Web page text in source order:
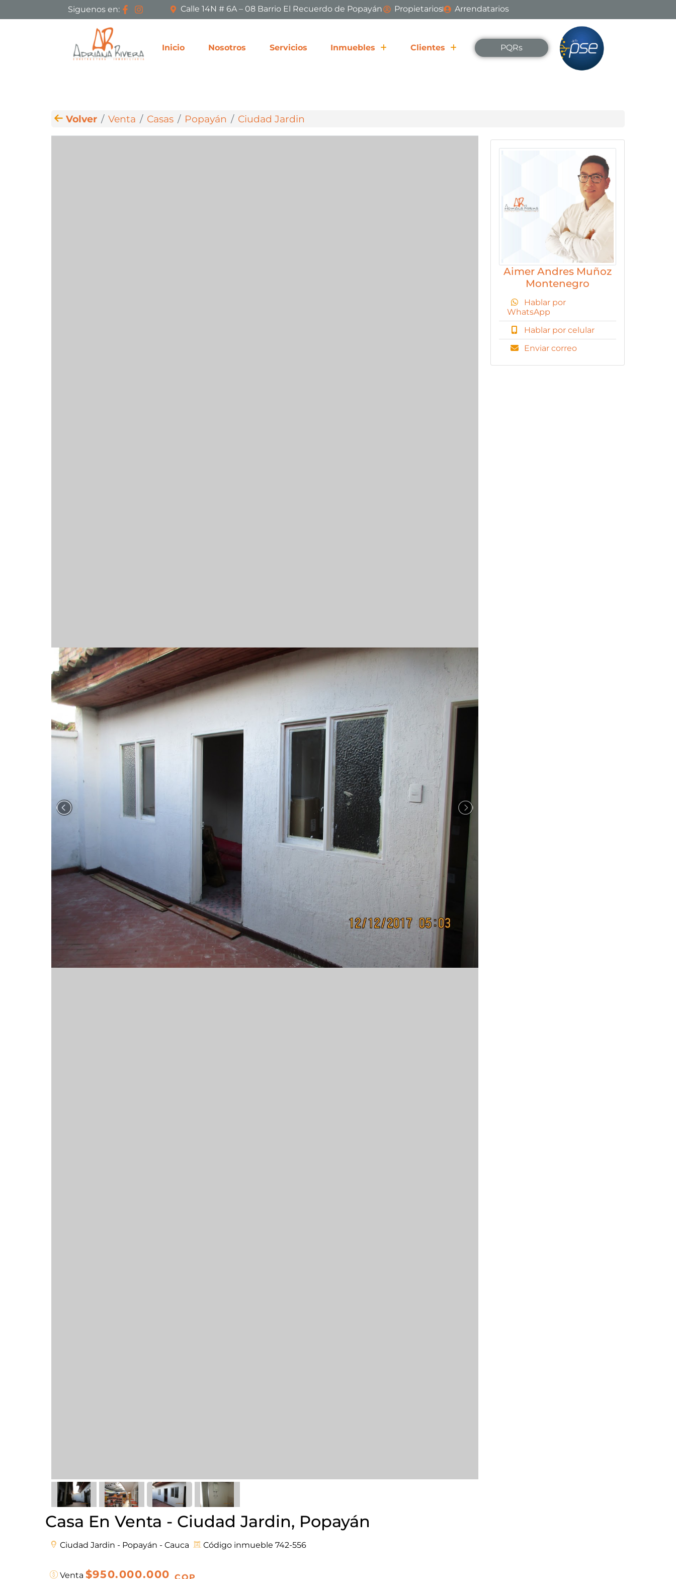
Siguenos en: Calle 14N # 6A – 08 Barrio El Recuerdo de Popayán Propietarios Arrendatarios
Inicio Nosotros Servicios Inmuebles Clientes PQRs
Volver Venta Casas Popayán Ciudad Jardin
Casa En Venta - Ciudad Jardin, Popayán
Ciudad Jardin - Popayán - Cauca Código inmueble 742-556
Venta $950.000.000
Aimer Andres Muñoz
Montenegro
Hablar por
WhatsApp
Hablar por celular
Enviar correo